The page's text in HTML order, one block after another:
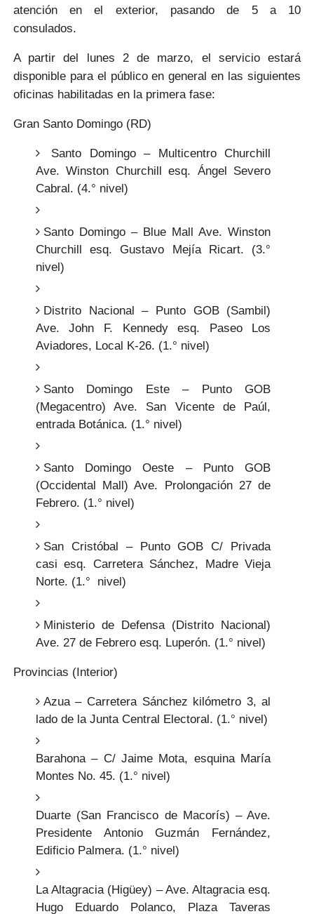
atención en el exterior, pasandode 5 a 10
consulados.
A partir del lunes 2 de marzo, el servicio estará
disponible para el público en general en las siguientes
oficinas habilitadas en la primera fase:
Gran Santo Domingo (RD)
Santo Domingo – Multicentro Churchill
Ave. Winston Churchill esq. Ángel Severo
Cabral. (4.° nivel)
Santo Domingo – Blue Mall Ave. Winston
Churchill esq. Gustavo Mejía Ricart. (3.°
nivel)
Distrito Nacional – Punto GOB (Sambil)
Ave. John F. Kennedy esq. Paseo Los
Aviadores, Local K-26. (1.° nivel)
Santo Domingo Este – Punto GOB
(Megacentro) Ave. San Vicente de Paúl,
entrada Botánica. (1.° nivel)
Santo Domingo Oeste – Punto GOB
(Occidental Mall) Ave. Prolongación 27 de
Febrero. (1.° nivel)
San Cristóbal – Punto GOB C/ Privada
casi esq. Carretera Sánchez, Madre Vieja
Norte. (1.° nivel)
Ministerio de Defensa (Distrito Nacional)
Ave. 27 de Febrero esq. Luperón. (1.° nivel)
Provincias (Interior)
Azua – Carretera Sánchez kilómetro 3, al
lado de la Junta Central Electoral. (1.° nivel)
Barahona – C/ Jaime Mota, esquina María
Montes No. 45. (1.° nivel)
Duarte (San Francisco de Macorís) – Ave.
Presidente Antonio Guzmán Fernández,
Edificio Palmera. (1.° nivel)
La Altagracia (Higüey) – Ave. Altagracia esq.
Hugo Eduardo Polanco, Plaza Taveras